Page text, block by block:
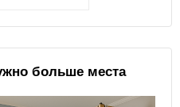
больше места